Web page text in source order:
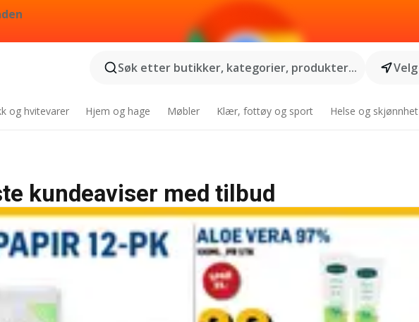
Søk etter butikker, kategorier, produkter...
og hvitevarer Hjem og hage Møbler Klær, fottøy og sport Helse og skjønnhet
kundeaviser med tilbud